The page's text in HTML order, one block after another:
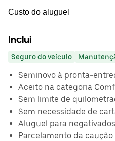
Custo do aluguel
Inclui
Seguro do veículo
Seminovo à pronta-
Aceito na categoria
Sem limite de
Sem necessidade de
Aluguel para negativados
Parcelamento da